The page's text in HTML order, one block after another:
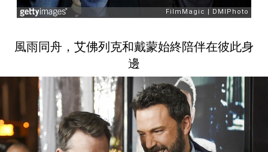
風雨同舟，艾佛列克和戴蒙始終陪伴在彼此身
邊